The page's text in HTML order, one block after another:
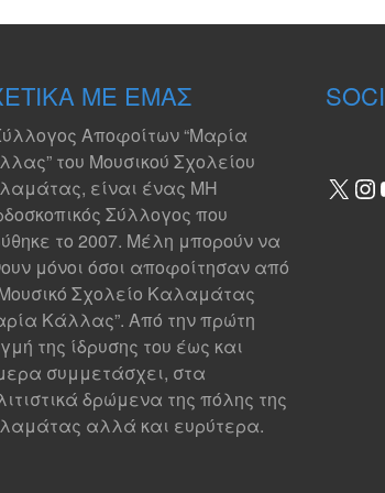
ΜΕ ΕΜΆΣ
Αποφοίτων “Μαρία
του Μουσικού Σχολείου
είναι ένας ΜΗ
Σύλλογος που
το 2007. Μέλη μπορούν να
μόνοι όσοι αποφοίτησαν από
Σχολείο Καλαμάτας
Κάλλας”. Από την πρώτη
της ίδρυσης του έως και
συμμετάσχει, στα
δρώμενα της πόλης της
αλλά και ευρύτερα.
X